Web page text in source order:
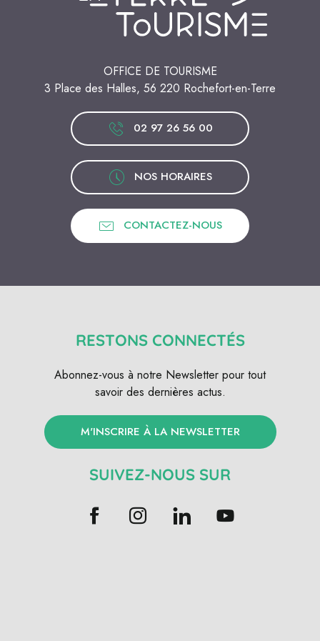
OFFICE DE TOURISME
3 Place des Halles, 56 220 Rochefort-en-Terre
02 97 26 56 00
NOS HORAIRES
CONTACTEZ-NOUS
RESTONS CONNECTÉS
Abonnez-vous à notre Newsletter pour tout
savoir des dernières actus.
M'INSCRIRE À LA NEWSLETTER
SUIVEZ-NOUS SUR